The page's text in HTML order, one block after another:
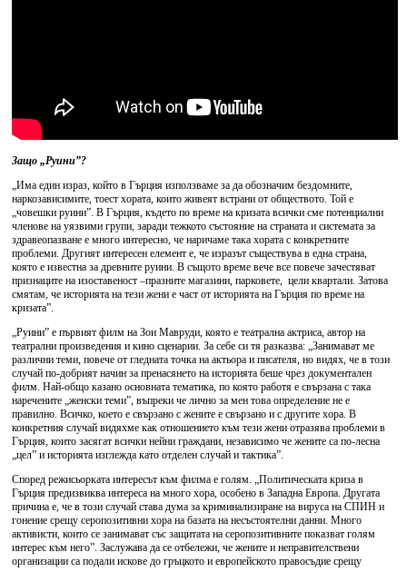
Защо „Руини”?
„Има един израз, който в Гърция използваме за да обозначим бездомните,
наркозависимите, тоест хората, които живеят встрани от обществото. Той е
„човешки руини”. В Гърция, където по време на кризата всички сме потенциални
членове на уязвими групи, заради тежкото състояние на страната и системата за
здравеопазване е много интересно, че наричаме така хората с конкретните
проблеми. Другият интересен елемент е, че изразът съществува в една страна,
която е известна за древните руини. В същото време вече все повече зачестяват
признаците на изоставеност –празните магазини, парковете, цели квартали. Затова
смятам, че историята на тези жени е част от историята на Гърция по време на
кризата”.
„Руини” е първият филм на Зои Мавруди, която е театрална актриса, автор на
театрални произведения и кино сценарии. За себе си тя разказва: „Занимават ме
различни теми, повече от гледната точка на актьора и писателя, но видях, че в този
случай по-добрият начин за пренасянето на историята беше чрез документален
филм. Най-общо казано основната тематика, по която работя е свързана с така
наречените „женски теми”, въпреки че лично за мен това определение не е
правилно. Всичко, което е свързано с жените е свързано и с другите хора. В
конкретния случай видяхме как отношението към тези жени отразява проблеми в
Гърция, които засягат всички нейни граждани, независимо че жените са по-лесна
„цел” и историята изглежда като отделен случай и тактика”.
Според режисьорката интересът към филма е голям. „Политическата криза в
Гърция предизвиква интереса на много хора, особено в Западна Европа. Другата
причина е, че в този случай става дума за криминализиране на вируса на СПИН и
гонение срещу серопозитивни хора на базата на несъстоятелни данни. Много
активисти, които се занимават със защитата на серопозитивните показват голям
интерес към него”. Заслужава да се отбележи, че жените и неправителствени
организации са подали искове до гръцкото и европейското правосъдие срещу